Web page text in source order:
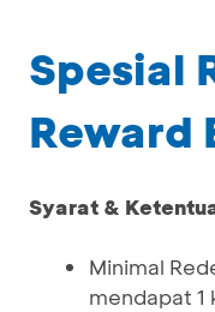
Spesial
Reward
Syarat &
Minimal
mendapat 1